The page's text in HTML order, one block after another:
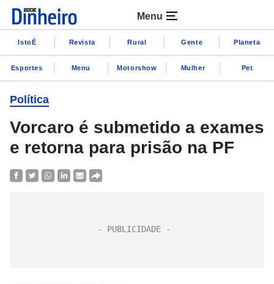
Menu
IstoÉ Revista Rural Gente Planeta
Esportes Menu Motorshow Mulher Pet
Política
Vorcaro é submetido a exames
e retorna para prisão na PF